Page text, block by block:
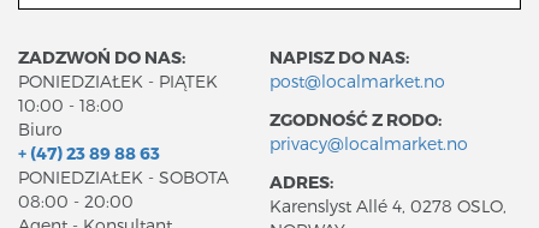
ZADZWOŃ DO NAS:
PONIEDZIAŁEK - PIĄTEK
10:00 - 18:00
Biuro
+ (47) 23 89 88 63
PONIEDZIAŁEK - SOBOTA
08:00 - 20:00
NAPISZ DO NAS:
post@localmarket.no
ZGODNOŚĆ Z RODO:
privacy@localmarket.no
ADRES:
Karenslyst Allé 4, 0278 OSLO,